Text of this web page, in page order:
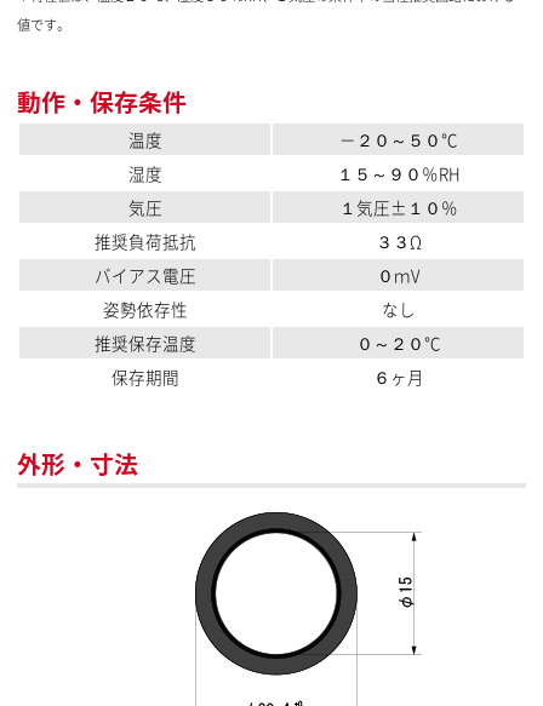
値です。
動作・保存条件
温度
－２０～５０℃
湿度
１５～９０％RH
気圧
１気圧±１０％
推奨負荷抵抗
３３Ω
バイアス電圧
０ｍV
姿勢依存性
なし
推奨保存温度
０～２０℃
保存期間
６ヶ月
外形・寸法